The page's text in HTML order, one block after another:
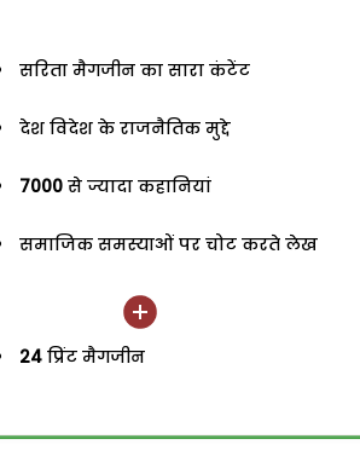
सरिता मैगजीन का सारा कंटेंट
देश विदेश के राजनैतिक मुद्दे
7000 से ज्यादा कहानियां
समाजिक समस्याओं पर चोट करते लेख
24 प्रिंट मैगजीन